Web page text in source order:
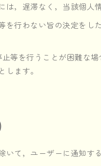
，遅滞なく，当該個人
行わない旨の決定をし
等を行うことが困難な
ます。
て，ユーザーに通知す